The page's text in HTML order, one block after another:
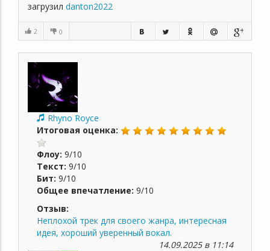
загрузил danton2022
2 0
Rhyno Royce
Итоговая оценка:
Флоу: 9/10
Текст: 9/10
Бит: 9/10
Общее впечатление: 9/10
Отзыв:
Неплохой трек для своего жанра, интересная
идея, хороший уверенный вокал.
14.09.2025 в 11:14